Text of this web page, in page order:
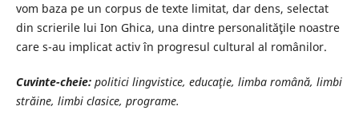
vom baza pe un corpus de texte limitat, dar dens, selectat
din scrierile lui Ion Ghica, una dintre personalităţile noastre
care s-au implicat activ în progresul cultural al românilor.
Cuvinte-cheie: politici lingvistice, educaţie, limba română, limbi
străine, limbi clasice, programe.